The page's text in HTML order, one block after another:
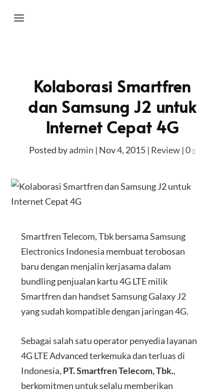
Kolaborasi Smartfren
dan Samsung J2 untuk
Internet Cepat 4G
Posted byadmin | Nov 4, 2015| Review|0
Smartfren Telecom, Tbk bersama Samsung
Electronics Indonesia membuat terobosan
baru dengan menjalin kerjasama dalam
bundling penjualan kartu 4G LTE milik
Smartfren dan handset Samsung Galaxy J2
yang sudah kompatible dengan jaringan 4G.
Sebagai salah satu operator penyedia layanan
4G LTE Advanced terkemuka dan terluas di
Indonesia, PT. Smartfren Telecom, Tbk.,
berkomitmen untuk selalu memberikan